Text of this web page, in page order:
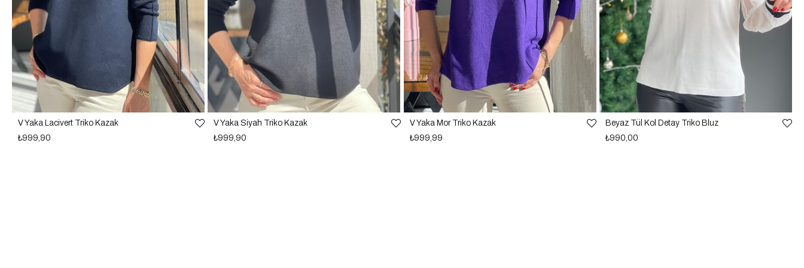
V Yaka Lacivert Triko Kazak
₺999,90
V Yaka Siyah Triko Kazak
₺999,90
V Yaka Mor Triko Kazak
₺999,99
Beyaz Tül Kol Detay Triko Bluz
₺990,00